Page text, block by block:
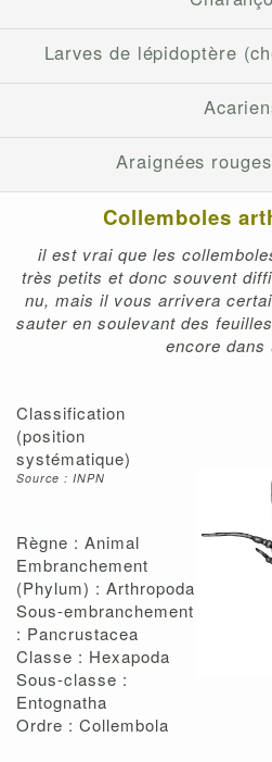
Larves de lépidoptère
Araignées
Collemboles
il est vrai que les
très petits et donc souvent
nu, mais il vous arrivera
sauter en soulevant des
encore dans
Classification
(position
systématique)
Source : INPN
Règne : Animal
Embranchement
(Phylum) : Arthropoda
Sous-embranchement
: Pancrustacea
Classe : Hexapoda
Sous-classe :
Entognatha
Ordre : Collembola